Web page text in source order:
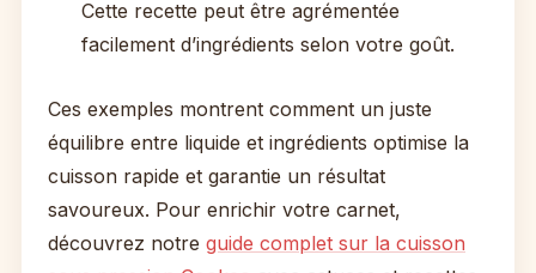
Cette recette peut être agrémentée
facilement d’ingrédients selon votre goût.
Ces exemples montrent comment un juste
équilibre entre liquide et ingrédients optimise la
cuisson rapide et garantie un résultat
savoureux. Pour enrichir votre carnet,
découvrez notre guide complet sur la cuisson